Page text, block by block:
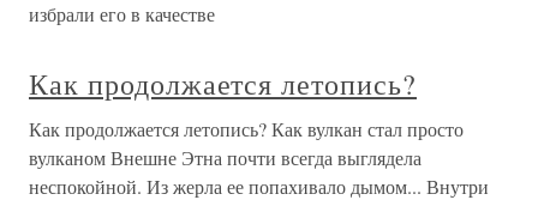
избрали его в качестве
Как продолжается летопись?
Как продолжается летопись? Как вулкан стал просто
вулканом Внешне Этна почти всегда выглядела
неспокойной. Из жерла ее попахивало дымом... Внутри